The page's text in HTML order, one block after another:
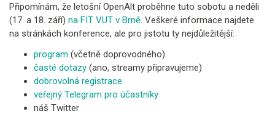
Připomínám, že letošní OpenAlt proběhne tuto sobotu a neděli
(17. a 18. září) na FIT VUT v Brně. Veškeré informace najdete
na stránkách konference, ale pro jistotu ty nejdůležitější:
program (včetně doprovodného)
časté dotazy (ano, streamy připravujeme)
dobrovolná registrace
veřejný Telegram pro účastníky
náš Twitter